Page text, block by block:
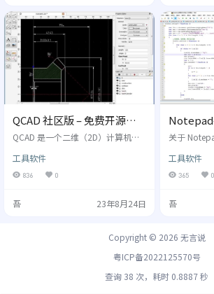
店最佳应用。目前 ShareX 最新版本
为 14.1.0。 ShareX 的功能特性 简
洁轻量，下载到的软件包大小…
udio 提供
nux 三大平
电脑系统，
的功…
QCAD 社区版 – 免费开源的
CAD 软件，AutoCAD 的免费
QCAD 是一个二维（2D）计算机辅
多年以前，QCAD 这个项目就已经问
世，经过这么多年的迭代，已然发
展成为一款专业、强大、稳定性
一般都修过《计算机辅助设计》这
比如建筑设计，室内设计，机械零
是 AutoCAD 这款软件。QCAD 的
工具软件
836 0
吾 23年8月24日
武！免
关于
器，简称
的国产替代
x系统和
爬山虎是一
这款软件，
工具软件
365 0
吾
Copyright © 2026 无言说
粤ICP备2022125570号
查询 38 次，耗时 0.8887 秒